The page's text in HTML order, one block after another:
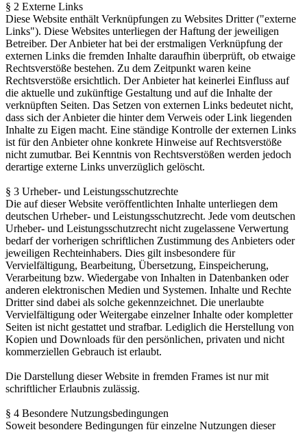
§ 2 Externe Links
Diese Website enthält Verknüpfungen zu Websites Dritter ("externe
Links"). Diese Websites unterliegen der Haftung der jeweiligen
Betreiber. Der Anbieter hat bei der erstmaligen Verknüpfung der
externen Links die fremden Inhalte daraufhin überprüft, ob etwaige
Rechtsverstöße bestehen. Zu dem Zeitpunkt waren keine
Rechtsverstöße ersichtlich. Der Anbieter hat keinerlei Einfluss auf
die aktuelle und zukünftige Gestaltung und auf die Inhalte der
verknüpften Seiten. Das Setzen von externen Links bedeutet nicht,
dass sich der Anbieter die hinter dem Verweis oder Link liegenden
Inhalte zu Eigen macht. Eine ständige Kontrolle der externen Links
ist für den Anbieter ohne konkrete Hinweise auf Rechtsverstöße
nicht zumutbar. Bei Kenntnis von Rechtsverstößen werden jedoch
derartige externe Links unverzüglich gelöscht.
§ 3 Urheber- und Leistungsschutzrechte
Die auf dieser Website veröffentlichten Inhalte unterliegen dem
deutschen Urheber- und Leistungsschutzrecht. Jede vom deutschen
Urheber- und Leistungsschutzrecht nicht zugelassene Verwertung
bedarf der vorherigen schriftlichen Zustimmung des Anbieters oder
jeweiligen Rechteinhabers. Dies gilt insbesondere für
Vervielfältigung, Bearbeitung, Übersetzung, Einspeicherung,
Verarbeitung bzw. Wiedergabe von Inhalten in Datenbanken oder
anderen elektronischen Medien und Systemen. Inhalte und Rechte
Dritter sind dabei als solche gekennzeichnet. Die unerlaubte
Vervielfältigung oder Weitergabe einzelner Inhalte oder kompletter
Seiten ist nicht gestattet und strafbar. Lediglich die Herstellung von
Kopien und Downloads für den persönlichen, privaten und nicht
kommerziellen Gebrauch ist erlaubt.
Die Darstellung dieser Website in fremden Frames ist nur mit
schriftlicher Erlaubnis zulässig.
§ 4 Besondere Nutzungsbedingungen
Soweit besondere Bedingungen für einzelne Nutzungen dieser